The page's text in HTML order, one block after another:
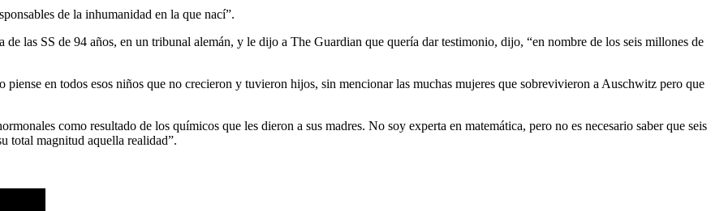
de la inhumanidad en la que nací”.
las SS de 94 años, en un tribunal alemán, y le dijo a The Guardian que quería dar testimonio, dijo, “en nombre de los seis millones de
piense en todos esos niños que no crecieron y tuvieron hijos, sin mencionar las muchas mujeres que sobrevivieron a Auschwitz pero que
como resultado de los químicos que les dieron a sus madres. No soy experta en matemática, pero no es necesario saber que seis
total magnitud aquella realidad”.